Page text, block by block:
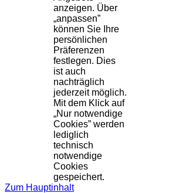
anzeigen. Über
„anpassen”
können Sie Ihre
persönlichen
Präferenzen
festlegen. Dies
ist auch
nachträglich
jederzeit möglich.
Mit dem Klick auf
„Nur notwendige
Cookies” werden
lediglich
technisch
notwendige
Cookies
gespeichert.
Zum Hauptinhalt